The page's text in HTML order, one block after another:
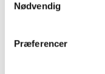
Nødvendig
Præferencer